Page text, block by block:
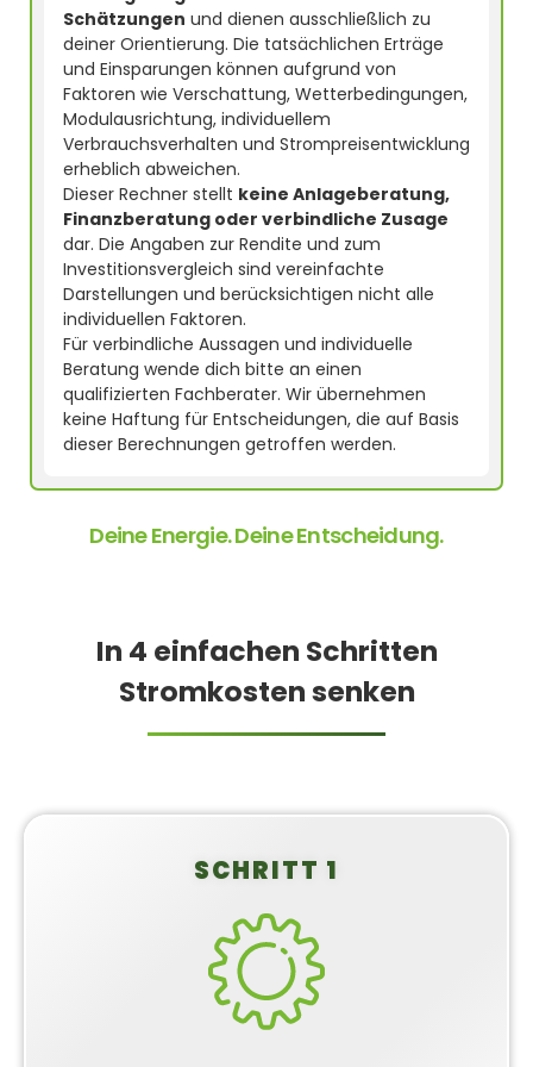
Schätzungen und dienen ausschließlich zu
deiner Orientierung. Die tatsächlichen Erträge
und Einsparungen können aufgrund von
Faktoren wie Verschattung, Wetterbedingungen,
Modulausrichtung, individuellem
Verbrauchsverhalten und Strompreisentwicklung
erheblich abweichen.
Dieser Rechner stellt keine Anlageberatung,
Finanzberatung oder verbindliche Zusage
dar. Die Angaben zur Rendite und zum
Investitionsvergleich sind vereinfachte
Darstellungen und berücksichtigen nicht alle
individuellen Faktoren.
Für verbindliche Aussagen und individuelle
Beratung wende dich bitte an einen
qualifizierten Fachberater. Wir übernehmen
keine Haftung für Entscheidungen, die auf Basis
dieser Berechnungen getroffen werden.
Deine Energie. Deine Entscheidung.
In 4 einfachen Schritten
Stromkosten senken
SCHRITT 1
Balkonkraftwerk
konfigurieren
Stelle dir dein individuelles Balkonkraftwerk-Set
ganz einfach online zusammen. Wähle die